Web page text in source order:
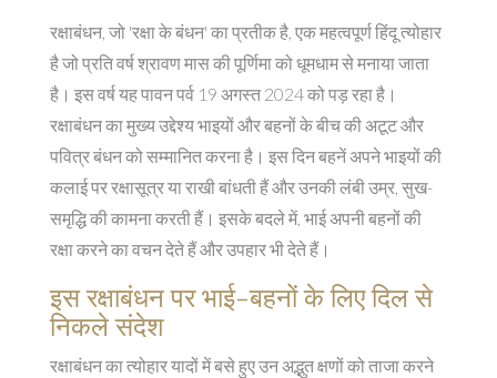
रक्षाबंधन, जो 'रक्षा के बंधन' का प्रतीक है, एक महत्वपूर्ण हिंदू त्योहार
है जो प्रति वर्ष श्रावण मास की पूर्णिमा को धूमधाम से मनाया जाता
है। इस वर्ष यह पावन पर्व 19 अगस्त 2024 को पड़ रहा है।
रक्षाबंधन का मुख्य उद्देश्य भाइयों और बहनों के बीच की अटूट और
पवित्र बंधन को सम्मानित करना है। इस दिन बहनें अपने भाइयों की
कलाई पर रक्षासूत्र या राखी बांधती हैं और उनकी लंबी उम्र, सुख-
समृद्धि की कामना करती हैं। इसके बदले में, भाई अपनी बहनों की
रक्षा करने का वचन देते हैं और उपहार भी देते हैं।
इस रक्षाबंधन पर भाई-बहनों के लिए दिल से
निकले संदेश
रक्षाबंधन का त्योहार यादों में बसे हुए उन अद्भुत क्षणों को ताजा करने